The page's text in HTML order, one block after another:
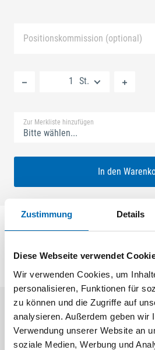
Zustimmung Details
Diese Webseite verwendet
Wir verwenden Cookies, um
personalisieren, Funktionen für
zu können und die Zugriffe auf
analysieren. Außerdem geben wir
Verwendung unserer Website an
soziale Medien, Werbung und
Positionskommission (optional)
St.
Zur Merkliste hinzufügen
Bitte wählen...
In den
Panikschließblech 6mm Gealan S
Aktuelle Angebote